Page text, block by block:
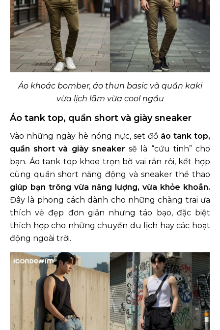
Áo khoác bomber, áo thun basic và quần kaki
vừa lịch lãm vừa cool ngầu
Áo tank top, quần short và giày sneaker
Vào những ngày hè nóng nực, set đồ áo tank top,
quần short và giày sneaker sẽ là “cứu tinh” cho
bạn. Áo tank top khoe trọn bờ vai rắn rỏi, kết hợp
cùng quần short năng động và sneaker thể thao
giúp bạn trông vừa năng lượng, vừa khỏe khoắn.
Đây là phong cách dành cho những chàng trai ưa
thích vẻ đẹp đơn giản nhưng táo bạo, đặc biệt
thích hợp cho những chuyến du lịch hay các hoạt
động ngoài trời.